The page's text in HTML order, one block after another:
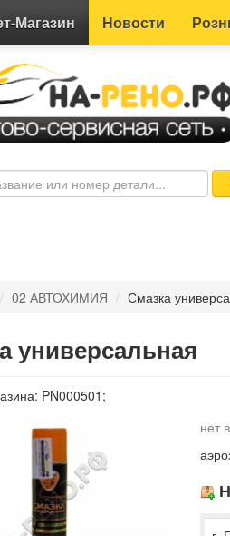
Магазин Новости
/ 02 АВТОХИМИЯ / Смазка
универсальная
PN000501;
нет